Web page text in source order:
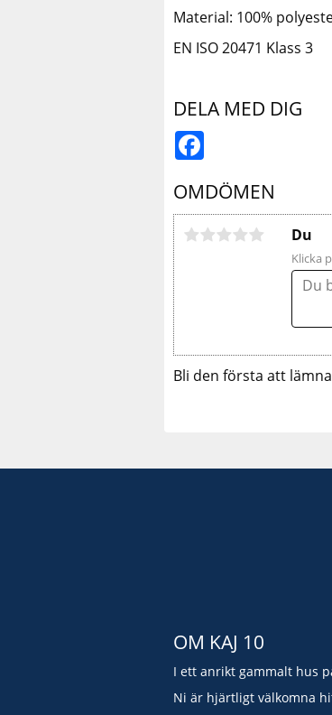
Material: 100%
EN ISO 20471 Klass 3
DELA MED DIG
OMDÖMEN
Du
Klicka
Bli den första att
OM KAJ 10
I ett anrikt gammalt hus
Ni är hjärtligt välkomna